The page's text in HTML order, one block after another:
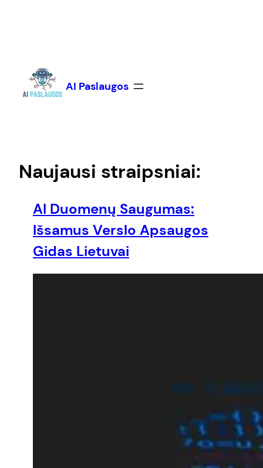
turinio
AI Paslaugos
Naujausi straipsniai:
AI Duomenų Saugumas:
Išsamus Verslo Apsaugos
Gidas Lietuvai